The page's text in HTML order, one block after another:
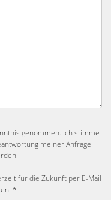
genommen. Ich stimme
meiner Anfrage
für die Zukunft per E-Mail
*